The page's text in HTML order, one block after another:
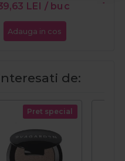
LEI / buc
Adauga in cos
de:
Pret special